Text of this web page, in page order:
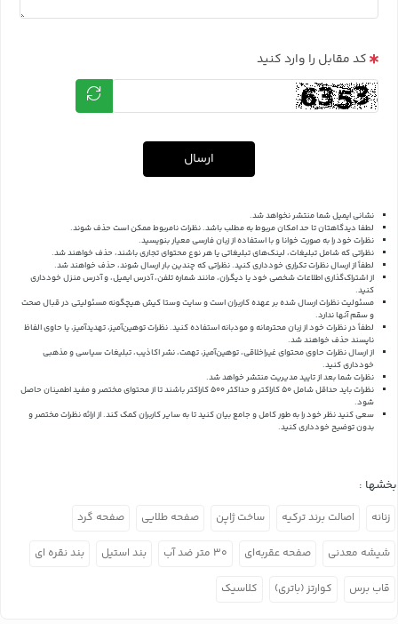
کد مقابل را وارد کنید
ارسال
نشانی ایمیل شما منتشر نخواهد شد.
لطفا دیدگاهتان تا حد امکان مربوط به مطلب باشد. نظرات نامربوط ممکن است حذف شوند.
نظرات خود را به صورت خوانا و با استفاده از زبان فارسی معیار بنویسید.
نظراتی که شامل تبلیغات، لینک‌های تبلیغاتی یا هر نوع محتوای تجاری باشند، حذف خواهند شد.
لطفاً از ارسال نظرات تکراری خودداری کنید. نظراتی که چندین بار ارسال شوند، حذف خواهند شد.
از اشتراک‌گذاری اطلاعات شخصی خود یا دیگران، مانند شماره تلفن، آدرس ایمیل، و آدرس منزل خودداری
کنید.
مسئولیت نظرات ارسال شده بر عهده کاربران است و سایت وستا کیش هیچگونه مسئولیتی در قبال صحت
و سقم آنها ندارد.
لطفاً در نظرات خود از زبان محترمانه و مودبانه استفاده کنید. نظرات توهین‌آمیز، تهدیدآمیز، یا حاوی الفاظ
ناپسند حذف خواهند شد.
از ارسال نظرات حاوی محتوای غیراخلاقی، توهین‌آمیز، تهمت، نشر اکاذیب، تبلیغات سیاسی و مذهبی
خودداری کنید.
نظرات شما بعد از تایید مدیریت منتشر خواهد شد.
نظرات باید حداقل شامل 50 کاراکتر و حداکثر 500 کاراکتر باشند تا از محتوای مختصر و مفید اطمینان حاصل
شود.
سعی کنید نظر خود را به طور کامل و جامع بیان کنید تا به سایر کاربران کمک کند.از ارائه نظرات مختصر و
بدون توضیح خودداری کنید.
بخشها :
زنانه اصالت برند ترکیه ساخت ژاپن صفحه طلایی صفحه گرد
شیشه معدنی صفحه عقربه‌ای ۳۰ متر ضد آب بند استیل بند نقره ای
قاب برس کوارتز (باتری) کلاسیک